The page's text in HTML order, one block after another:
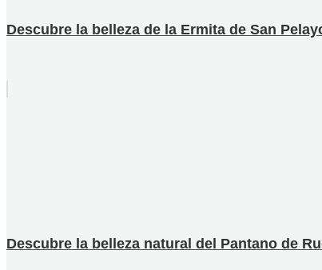
Descubre la belleza de la Ermita de San
Descubre la belleza natural del Pantano de